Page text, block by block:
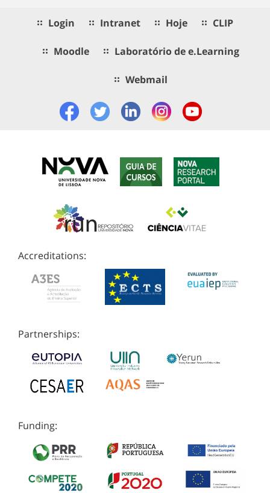
Login Intranet Hoje CLIP
Moodle Laboratório de e.Learning
Webmail
Accreditations:
Partnerships:
Funding: